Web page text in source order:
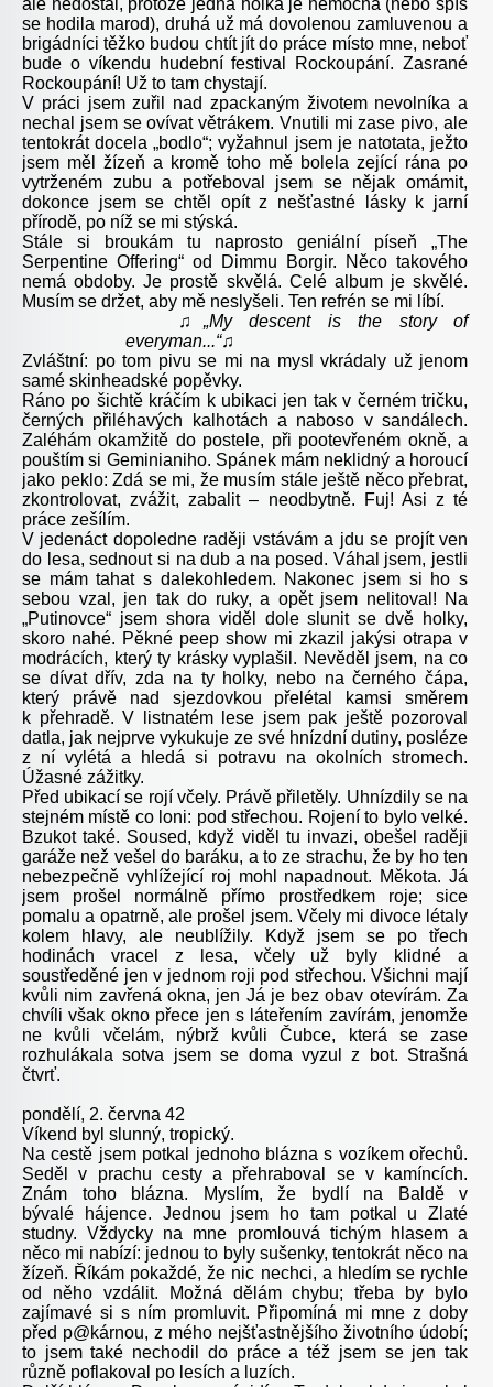
se hodila marod), druhá už má dovolenou zamluvenou a
brigádníci těžko budou chtít jít do práce místo mne, neboť
bude o víkendu hudební festival Rockoupání. Zasrané
Rockoupání! Už to tam chystají.
V práci jsem zuřil nad zpackaným životem nevolníka a
nechal jsem se ovívat větrákem. Vnutili mi zase pivo, ale
tentokrát docela „bodlo“; vyžahnul jsem je natotata, ježto
jsem měl žízeň a kromě toho mě bolela zející rána po
vytrženém zubu a potřeboval jsem se nějak omámit,
dokonce jsem se chtěl opít z nešťastné lásky k jarní
přírodě, po níž se mi stýská.
Stále si broukám tu naprosto geniální píseň „The
Serpentine Offering“ od Dimmu Borgir. Něco takového
nemá obdoby. Je prostě skvělá. Celé album je skvělé.
Musím se držet, aby mě neslyšeli. Ten refrén se mi líbí.
♫„My descent is the story of
everyman...“♫
Zvláštní: po tom pivu se mi na mysl vkrádaly už jenom
samé skinheadské popěvky.
Ráno po šichtě kráčím k ubikaci jen tak v černém tričku,
černých přiléhavých kalhotách a naboso v sandálech.
Zaléhám okamžitě do postele, při pootevřeném okně, a
pouštím si Geminianiho. Spánek mám neklidný a horoucí
jako peklo: Zdá se mi, že musím stále ještě něco přebrat,
zkontrolovat, zvážit, zabalit – neodbytně. Fuj! Asi z té
práce zešílím.
V jedenáct dopoledne raději vstávám a jdu se projít ven
do lesa, sednout si na dub a na posed. Váhal jsem, jestli
se mám tahat s dalekohledem. Nakonec jsem si ho s
sebou vzal, jen tak do ruky, a opět jsem nelitoval! Na
„Putinovce“ jsem shora viděl dole slunit se dvě holky,
skoro nahé. Pěkné peep show mi zkazil jakýsi otrapa v
modrácích, který ty krásky vyplašil. Nevěděl jsem, na co
se dívat dřív, zda na ty holky, nebo na černého čápa,
který právě nad sjezdovkou přelétal kamsi směrem
k přehradě. V listnatém lese jsem pak ještě pozoroval
datla, jak nejprve vykukuje ze své hnízdní dutiny, posléze
z ní vylétá a hledá si potravu na okolních stromech.
Úžasné zážitky.
Před ubikací se rojí včely. Právě přiletěly. Uhnízdily se na
stejném místě co loni: pod střechou. Rojení to bylo velké.
Bzukot také. Soused, když viděl tu invazi, obešel raději
garáže než vešel do baráku, a to ze strachu, že by ho ten
nebezpečně vyhlížející roj mohl napadnout. Měkota. Já
jsem prošel normálně přímo prostředkem roje; sice
pomalu a opatrně, ale prošel jsem. Včely mi divoce létaly
kolem hlavy, ale neublížily. Když jsem se po třech
hodinách vracel z lesa, včely už byly klidné a
soustředěné jen v jednom roji pod střechou. Všichni mají
kvůli nim zavřená okna, jen Já je bez obav otevírám. Za
chvíli však okno přece jen s láteřením zavírám, jenomže
ne kvůli včelám, nýbrž kvůli Čubce, která se zase
rozhulákala sotva jsem se doma vyzul z bot. Strašná
čtvrť.
pondělí, 2. června 42
Víkend byl slunný, tropický.
Na cestě jsem potkal jednoho blázna s vozíkem ořechů.
Seděl v prachu cesty a přehraboval se v kamíncích.
Znám toho blázna. Myslím, že bydlí na Baldě v
bývalé hájence. Jednou jsem ho tam potkal u Zlaté
studny. Vždycky na mne promlouvá tichým hlasem a
něco mi nabízí: jednou to byly sušenky, tentokrát něco na
žízeň. Říkám pokaždé, že nic nechci, a hledím se rychle
od něho vzdálit. Možná dělám chybu; třeba by bylo
zajímavé si s ním promluvit. Připomíná mi mne z doby
před p@kárnou, z mého nejšťastnějšího životního údobí;
to jsem také nechodil do práce a též jsem se jen tak
různě poflakoval po lesích a luzích.